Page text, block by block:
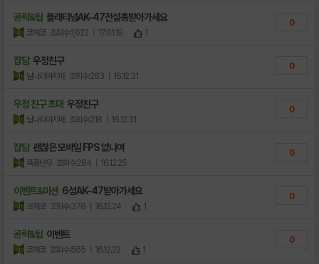
공략&팁 플래티넘AK-47전설총받아가세요
코재코 조회수:1,622 | 17.01.19 1
0
잡담 우정친구
날나리아지매 조회수:263 | 16.12.31
0
우정 친구 초대 우정친구
날나리아지매 조회수:218 | 16.12.31
0
잡담 괜찮은 모바일 FPS 없나여
폭풍난무 조회수:284 | 16.12.25
0
이벤트&미션 6성AK-47받아가세요
코재코 조회수:378 | 16.12.24 1
0
공략&팁 이벤트
코재코 조회수:565 | 16.12.22 1
0